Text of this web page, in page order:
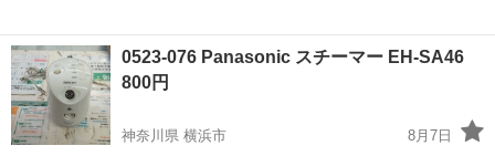
0523-076 Panasonic スチーマー EH-SA46
800円
神奈川県 横浜市
8月7日